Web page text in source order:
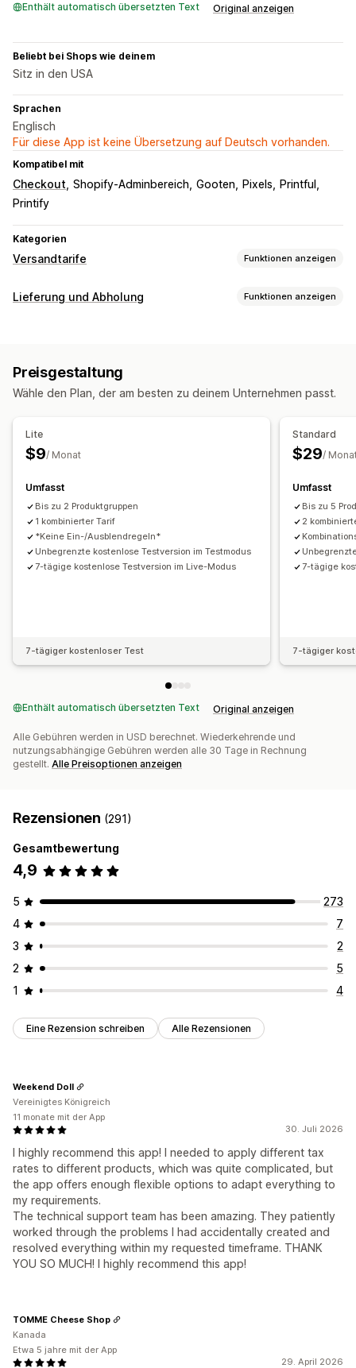
Enthält automatisch übersetzten Text Original anzeigen
Beliebt bei Shops wie deinem
Sitz in den USA
Sprachen
Englisch
Für diese App ist keine Übersetzung auf Deutsch vorhanden.
Kompatibel mit
Checkout Shopify-Adminbereich Gooten Pixels
Printful
Printify
Kategorien
Versandtarife Funktionen anzeigen
Tarifberechnung
Mehrere Zonen
PO-Box-Einschränkungen
Umbenennungsoptionen
Lieferung und Abholung Funktionen anzeigen
Preisgestaltung
Wähle den Plan, der am besten zu deinem Unternehmen passt.
Lite
$9/ Monat
Umfasst
Bis zu 2 Produktgruppen
1 kombinierter Tarif
*Keine Ein-/Ausblendregeln*
Unbegrenzte kostenlose Testversion im Testmodus
7-tägige kostenlose Testversion im Live-Modus
7-tägiger kostenloser Test
Standard
$29/
Umfasst
Bis zu 5
2
7-tägige
7-tägiger
Enthält automatisch übersetzten Text Original anzeigen
Alle Gebühren werden in USD berechnet. Wiederkehrende und
nutzungsabhängige Gebühren werden alle 30 Tage in Rechnung
gestellt. Alle Preisoptionen anzeigen
Rezensionen (291)
Gesamtbewertung
4,9
5
273
4
7
3
2
2
5
1
4
Eine Rezension schreiben Alle Rezensionen
30. Juli 2026
I highly recommend this app! I needed to apply different tax
rates to different products, which was quite complicated, but
the app offers enough flexible options to adapt everything to
my requirements.
The technical support team has been amazing. They patiently
worked through the problems I had accidentally created and
resolved everything within my requested timeframe. THANK
YOU SO MUCH! I highly recommend this app!
Weekend Doll
Vereinigtes Königreich
11 monate mit der App
29. April 2026
TOMME Cheese Shop
Kanada
Etwa 5 jahre mit der App